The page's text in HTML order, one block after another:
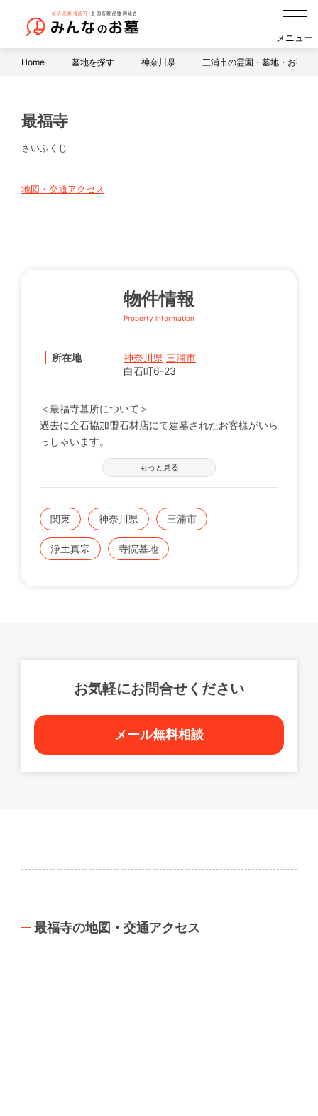
メニュー
Home 墓地を探す 神奈川県 三浦市の霊園・墓地・お墓
最福寺
さいふくじ
地図・交通アクセス
物件情報
Property information
所在地 神奈川県 三浦市
白石町6-23
＜最福寺墓所について＞
過去に全石協加盟石材店にて建墓されたお客様がいら
っしゃいます。
※現在の区画状況につきましては、電話番号【0120-
12-1440】までお問い合わせください。
もっと見る
関東 神奈川県 三浦市
浄土真宗 寺院墓地
お気軽にお問合せください
メール無料相談
最福寺の地図・交通アクセス